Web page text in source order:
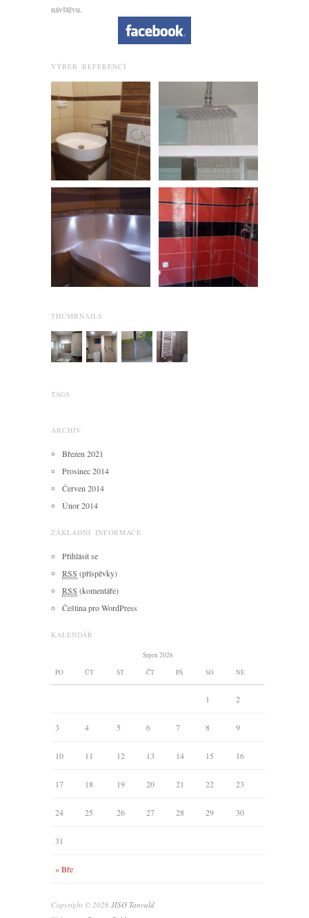
návštěvu.
VÝBER REFERENCÍ
THUMBNAILS
TAGS
ARCHÍV
Březen 2021
Prosinec 2014
Červen 2014
Únor 2014
ZÁKLADNÍ INFORMACE
Přihlásit se
RSS (příspěvky)
RSS (komentáře)
Čeština pro WordPress
KALENDÁŘ
Srpen 2026
PO
ÚT ST ČT PÁ SO NE
« Bře
1 2
3 4 5 6 7 8 9
10 11 12 13 14 15 16
17 18 19 20 21 22 23
24 25 26 27 28 29 30
31
Copyright © 2026 JISO Tanvald